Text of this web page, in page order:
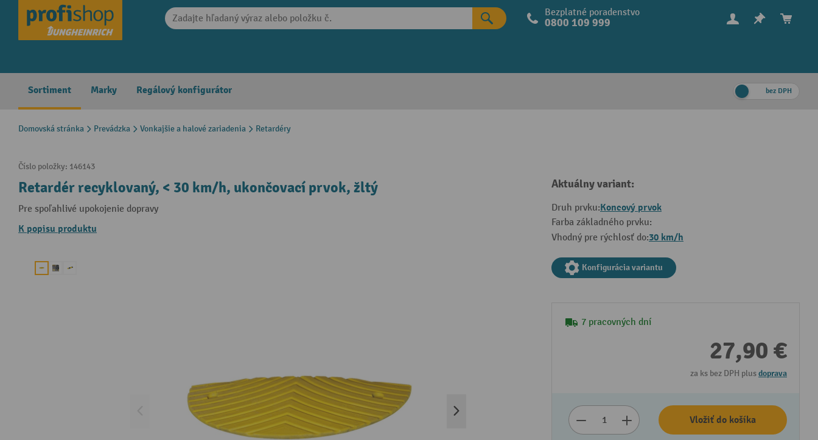
Skip to main navigation Bezplatné poradenstvo
0800 109 999
Sortiment Marky Regálový konfigurátor bez DPH
Domovská stránka Prevádzka Vonkajšie a halové zariadenia Retardéry
Číslo položky: 146143
Retardér recyklovaný, < 30 km/h, ukončovací prvok, žltý
Pre spoľahlivé upokojenie dopravy
K popisu produktu
Aktuálny variant:
Druh prvku:Koncový prvok
Farba základného prvku:
Vhodný pre rýchlosť do:30 km/h
Konfigurácia variantu
7 pracovných dní
27,90 €
za ks bez DPH plusdoprava
Vložiť do košíka